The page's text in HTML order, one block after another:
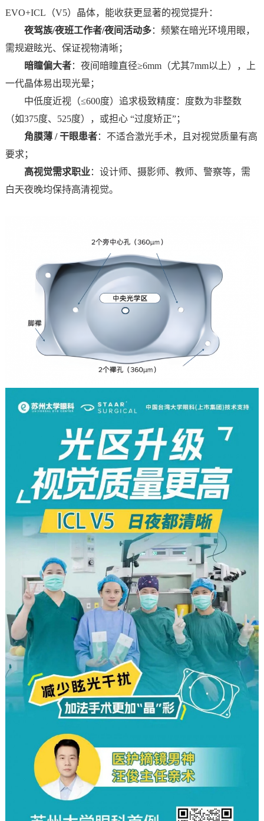
EVO+ICL（V5）晶体，能收获更显著的视觉提升：
夜驾族/夜班工作者/夜间活动多：频繁在暗光环境用眼，
需规避眩光、保证视物清晰；
暗瞳偏大者：夜间暗瞳直径≥6mm（尤其7mm以上），上
一代晶体易出现光晕；
中低度近视（≤600度）追求极致精度：度数为非整数
（如375度、525度），或担心 “过度矫正”；
角膜薄 / 干眼患者：不适合激光手术，且对视觉质量有高
要求；
高视觉需求职业： 设计师、摄影师、教师、警察等，需
白天夜晚均保持高清视觉。